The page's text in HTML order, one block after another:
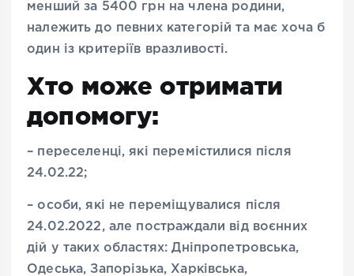
менший за 5400 грн на члена родини,
належить до певних категорій та має хоча б
один із критеріїв вразливості.
Хто може отримати
допомогу:
– переселенці, які перемістилися після
24.02.22;
– особи, які не переміщувалися після
24.02.2022, але постраждали від воєнних
дій у таких областях: Дніпропетровська,
Одеська, Запорізька, Харківська,